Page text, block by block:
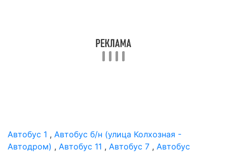
Автобус 1 , Автобус б/н (улица Колхозная -
Автодром) , Автобус 11 , Автобус 7 , Автобус